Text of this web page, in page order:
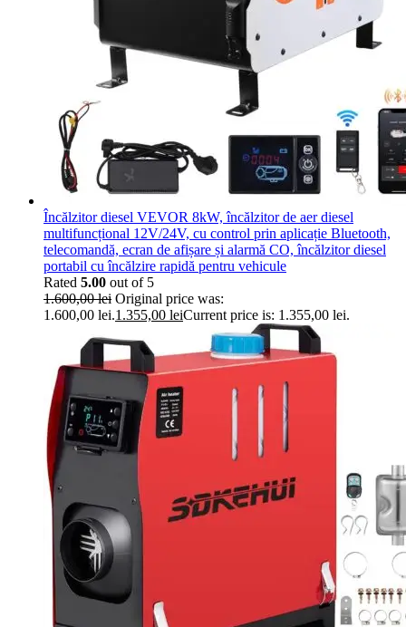
Încălzitor diesel VEVOR 8kW, încălzitor de aer diesel
multifuncțional 12V/24V, cu control prin aplicație Bluetooth,
telecomandă, ecran de afișare și alarmă CO, încălzitor diesel
portabil cu încălzire rapidă pentru vehicule
Rated 5.00 out of 5
1.600,00lei Original price was:
1.600,00 lei.1.355,00 leiCurrent price is: 1.355,00 lei.